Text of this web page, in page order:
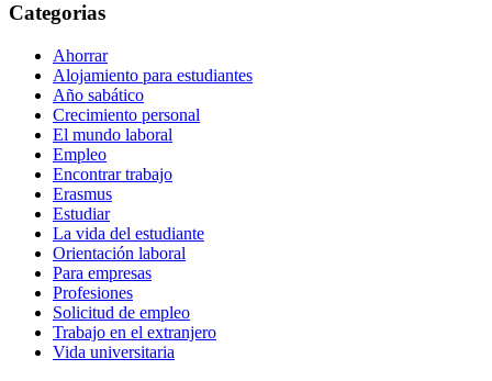
Categorias
Ahorrar
Alojamiento para estudiantes
Año sabático
Crecimiento personal
El mundo laboral
Empleo
Encontrar trabajo
Erasmus
Estudiar
La vida del estudiante
Orientación laboral
Para empresas
Profesiones
Solicitud de empleo
Trabajo en el extranjero
Vida universitaria